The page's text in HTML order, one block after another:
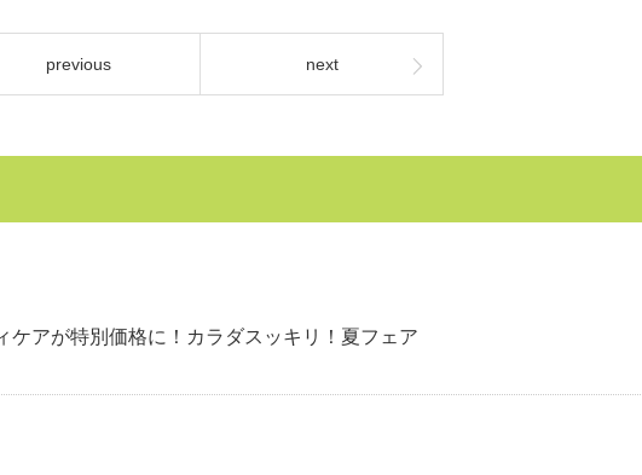
previous next
ケアが特別価格に！カラダスッキリ！夏フェア